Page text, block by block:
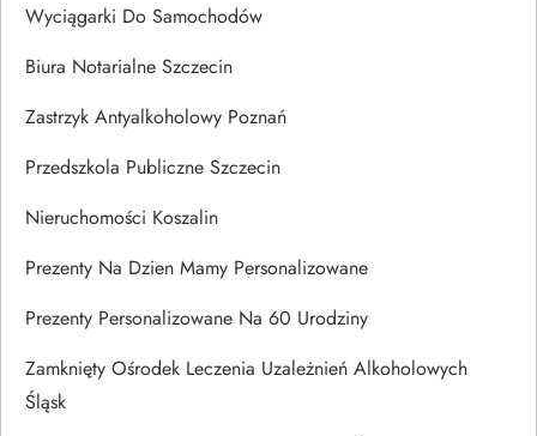
Wyciągarki Do Samochodów
Biura Notarialne Szczecin
Zastrzyk Antyalkoholowy Poznań
Przedszkola Publiczne Szczecin
Nieruchomości Koszalin
Prezenty Na Dzien Mamy Personalizowane
Prezenty Personalizowane Na 60 Urodziny
Zamknięty Ośrodek Leczenia Uzależnień Alkoholowych
Śląsk